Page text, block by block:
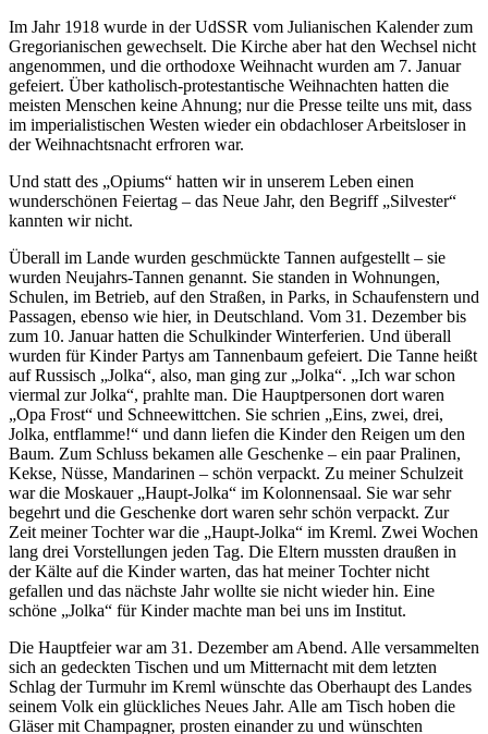
Im Jahr 1918 wurde in der UdSSR vom Julianischen Kalender zum
Gregorianischen gewechselt. Die Kirche aber hat den Wechsel nicht
angenommen, und die orthodoxe Weihnacht wurden am 7. Januar
gefeiert. Über katholisch-protestantische Weihnachten hatten die
meisten Menschen keine Ahnung; nur die Presse teilte uns mit, dass
im imperialistischen Westen wieder ein obdachloser Arbeitsloser in
der Weihnachtsnacht erfroren war.
Und statt des
Opiums
hatten wir in unserem Leben einen
wunderschönen Feiertag – das Neue Jahr, den Begriff
Silvester
kannten wir nicht.
Überall im Lande wurden geschmückte Tannen aufgestellt – sie
wurden Neujahrs-Tannen genannt. Sie standen in Wohnungen,
Schulen, im Betrieb, auf den Straßen, in Parks, in Schaufenstern und
Passagen, ebenso wie hier, in Deutschland. Vom 31. Dezember bis
zum 10. Januar hatten die Schulkinder Winterferien. Und überall
wurden für Kinder Partys am Tannenbaum gefeiert. Die Tanne heißt
auf Russisch
Jolka , also, man ging zur Jolka .
Ich war schon
viermal zur Jolka , prahlte man. Die Hauptpersonen dort waren
Opa Frost
und Schneewittchen. Sie schrien
Eins, zwei, drei,
Jolka, entflamme!
und dann liefen die Kinder den Reigen um den
Baum. Zum Schluss bekamen alle Geschenke – ein paar Pralinen,
Kekse, Nüsse, Mandarinen – schön verpackt. Zu meiner Schulzeit
war die Moskauer Haupt-Jolka
im Kolonnensaal. Sie war sehr
begehrt und die Geschenke dort waren sehr schön verpackt. Zur
Zeit meiner Tochter war die
Haupt-Jolka
im Kreml. Zwei Wochen
lang drei Vorstellungen jeden Tag. Die Eltern mussten draußen in
der Kälte auf die Kinder warten, das hat meiner Tochter nicht
gefallen und das nächste Jahr wollte sie nicht wieder hin. Eine
schöne
Jolka
für Kinder machte man bei uns im Institut.
Die Hauptfeier war am 31. Dezember am Abend. Alle versammelten
sich an gedeckten Tischen und um Mitternacht mit dem letzten
Schlag der Turmuhr im Kreml wünschte das Oberhaupt des Landes
seinem Volk ein glückliches Neues Jahr. Alle am Tisch hoben die
Gläser mit Champagner, prosten einander zu und wünschten